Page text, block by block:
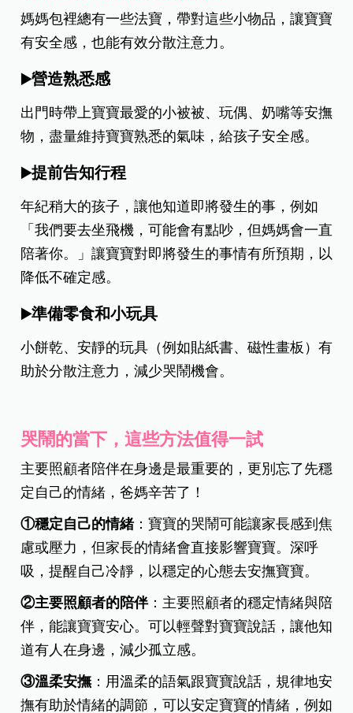
媽媽包裡總有一些法寶，帶對這些小物品，讓寶寶
有安全感，也能有效分散注意力。
▶️營造熟悉感
出門時帶上寶寶最愛的小被被、玩偶、奶嘴等安撫
物，盡量維持寶寶熟悉的氣味，給孩子安全感。
▶️提前告知行程
年紀稍大的孩子，讓他知道即將發生的事，例如
「我們要去坐飛機，可能會有點吵，但媽媽會一直
陪著你。」讓寶寶對即將發生的事情有所預期，以
降低不確定感。
▶️準備零食和小玩具
小餅乾、安靜的玩具（例如貼紙書、磁性畫板）有
助於分散注意力，減少哭鬧機會。
哭鬧的當下，這些方法值得一試
主要照顧者陪伴在身邊是最重要的，更別忘了先穩
定自己的情緒，爸媽辛苦了！
①穩定自己的情緒：寶寶的哭鬧可能讓家長感到焦
慮或壓力，但家長的情緒會直接影響寶寶。深呼
吸，提醒自己冷靜，以穩定的心態去安撫寶寶。
②主要照顧者的陪伴：主要照顧者的穩定情緒與陪
伴，能讓寶寶安心。可以輕聲對寶寶說話，讓他知
道有人在身邊，減少孤立感。
③溫柔安撫：用溫柔的語氣跟寶寶說話，規律地安
撫有助於情緒的調節，可以安定寶寶的情緒，例如